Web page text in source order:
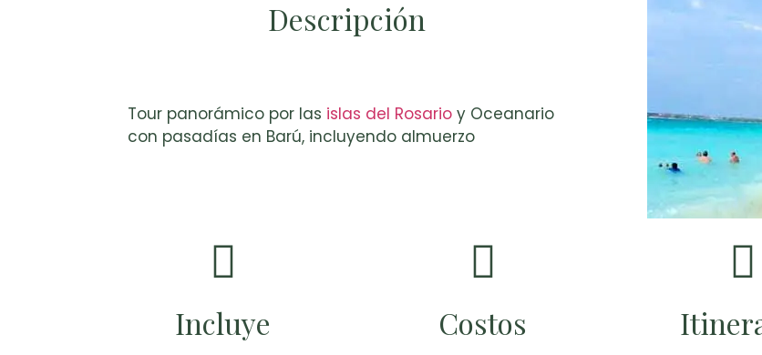
Descripción
Tour panorámico por las islas del Rosarioy Oceanario
con pasadías en Barú, incluyendo almuerzo
Incluye Costos